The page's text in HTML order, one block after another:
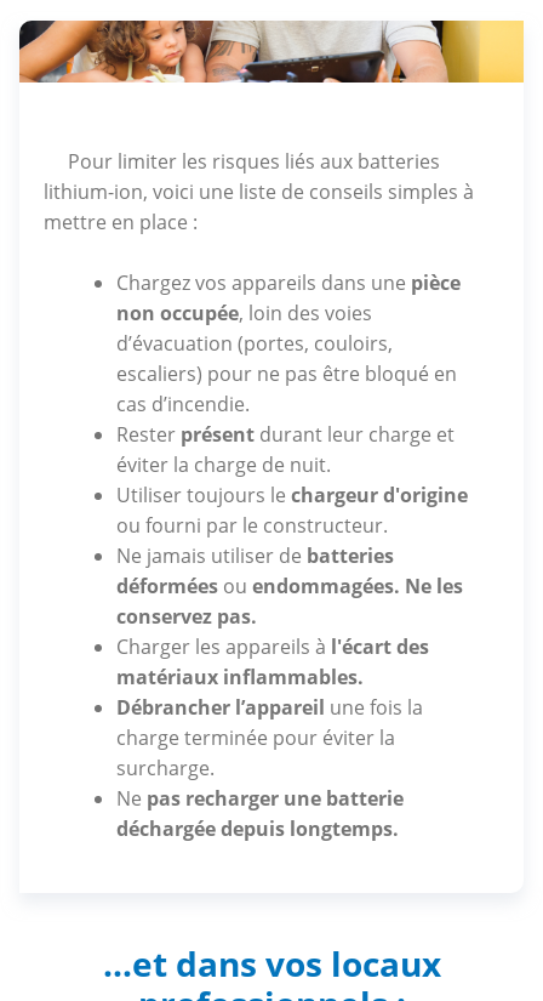
Pour limiter les risques liés aux batteries
lithium-ion, voici une liste de conseils simples à
mettre en place :
Chargez vos appareils dans une pièce
non occupée, loin des voies
d’évacuation (portes, couloirs,
escaliers) pour ne pas être bloqué en
cas d’incendie.
Rester présent durant leur charge et
éviter la charge de nuit.
Utiliser toujours le chargeur d'origine
ou fourni par le constructeur.
Ne jamais utiliser de batteries
déformées ou endommagées. Ne les
conservez pas.
Charger les appareils à l'écart des
matériaux inflammables.
Débrancher l’appareil une fois la
charge terminée pour éviter la
surcharge.
Ne pas recharger une batterie
déchargée depuis longtemps.
...et dans vos locaux